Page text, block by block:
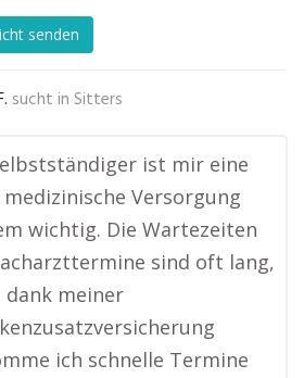
senden
sucht in Sitters
ist mir eine
Versorgung
wichtig. Die Wartezeiten
sind oft lang,
dank meiner
ich schnelle Termine